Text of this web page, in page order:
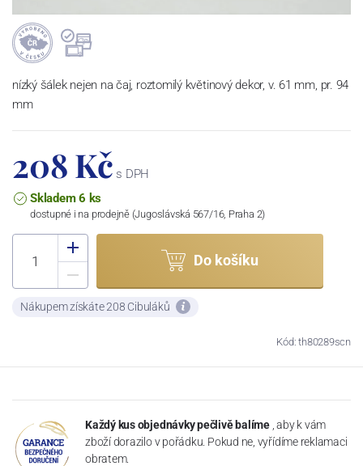
nízký šálek nejen na čaj, roztomilý květinový dekor, v. 61 mm, pr. 94
mm
208 Kč s DPH
Skladem 6 ks
dostupné i na prodejně (Jugoslávská 567/16, Praha 2)
Do košíku
Nákupem získáte 208 Cibuláků
Kód: th80289scn
Každý kus objednávky pečlivě balíme , aby k vám
zboží dorazilo v pořádku. Pokud ne, vyřídíme reklamaci
obratem.